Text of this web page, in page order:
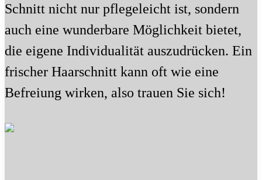
Schnitt nicht nur pflegeleicht ist, sondern
auch eine wunderbare Möglichkeit bietet,
die eigene Individualität auszudrücken. Ein
frischer Haarschnitt kann oft wie eine
Befreiung wirken, also trauen Sie sich!